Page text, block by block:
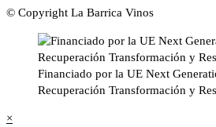
© Copyright La Barrica Vinos
Financiado por la UE Next
Recuperación Transformación y
×